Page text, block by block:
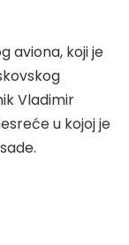
aviona, koji je
Vladimir
u kojoj je